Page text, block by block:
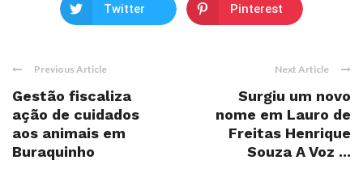
Twitter Pinterest
Previous Article
Gestão fiscaliza
ação de cuidados
aos animais em
Buraquinho
Next Article
Surgiu um novo
nome em Lauro de
Freitas Henrique
Souza A Voz ...